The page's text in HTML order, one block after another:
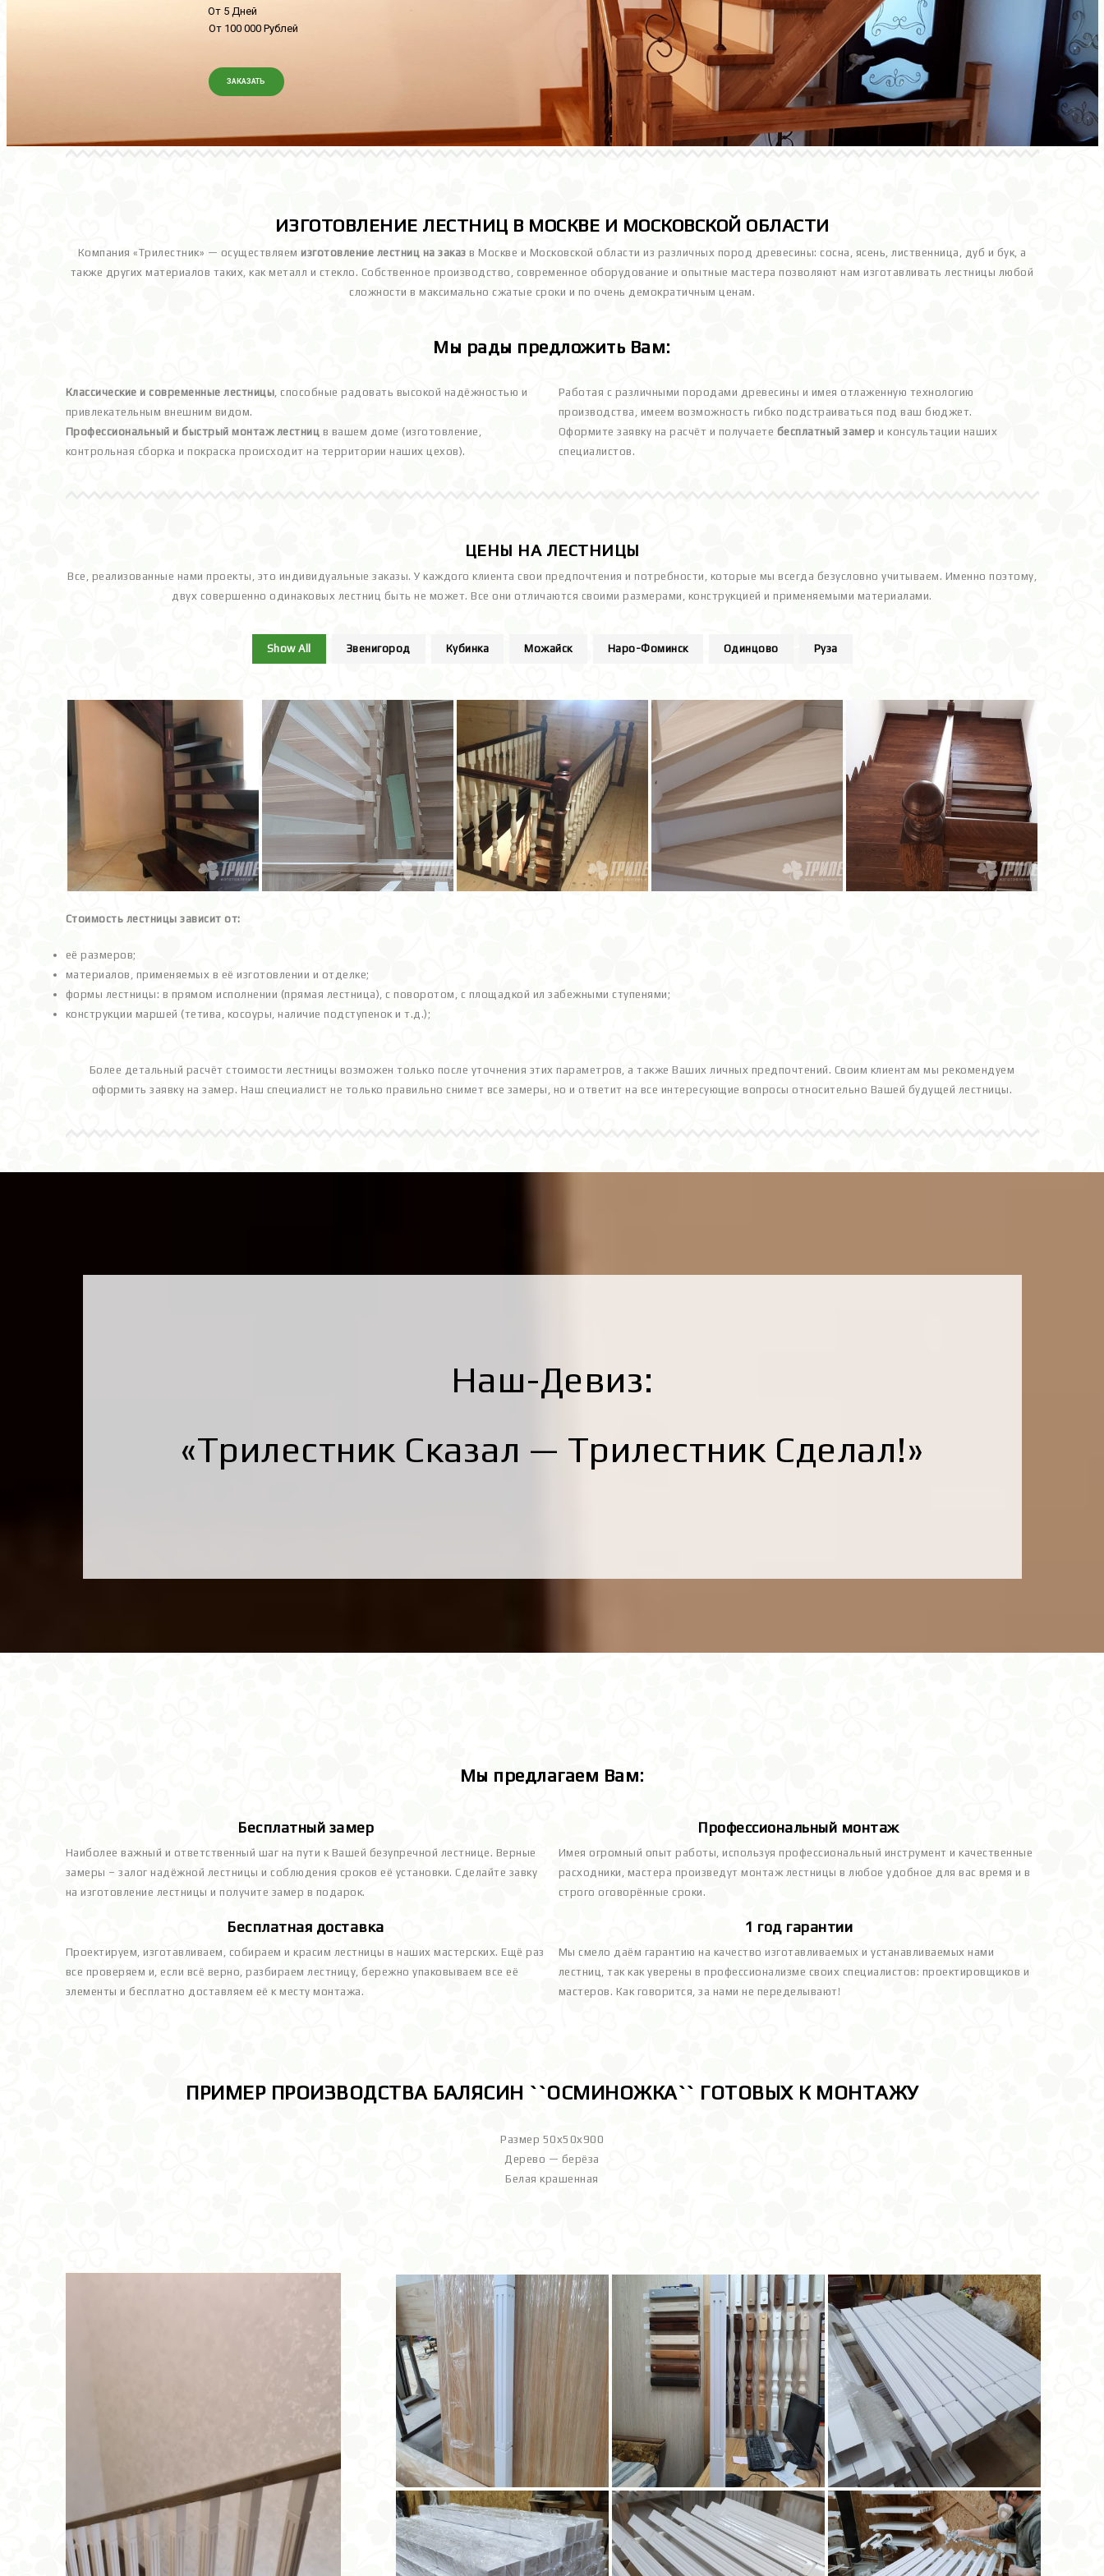
ЗАКАЗАТЬ
От 5 Дней
От 100 000 Рублей
ИЗГОТОВЛЕНИЕ ЛЕСТНИЦ В МОСКВЕ И МОСКОВСКОЙ ОБЛАСТИ
Компания «Трилестник» — осуществляем изготовление лестниц на заказ в Москве и Московской области из различных пород древесины: сосна, ясень, лиственница, дуб и бук, а
также других материалов таких, как металл и стекло. Собственное производство, современное оборудование и опытные мастера позволяют нам изготавливать лестницы любой
сложности в максимально сжатые сроки и по очень демократичным ценам.
Мы рады предложить Вам:
Классические и современные лестницы, способные радовать высокой надёжностью и
привлекательным внешним видом.
Профессиональный и быстрый монтаж лестниц в вашем доме (изготовление,
контрольная сборка и покраска происходит на территории наших цехов).
Работая с различными породами древесины и имея отлаженную технологию
производства, имеем возможность гибко подстраиваться под ваш бюджет.
Оформите заявку на расчёт и получаете бесплатный замер и консультации наших
специалистов.
ЦЕНЫ НА ЛЕСТНИЦЫ
Все, реализованные нами проекты, это индивидуальные заказы. У каждого клиента свои предпочтения и потребности, которые мы всегда безусловно учитываем. Именно поэтому,
двух совершенно одинаковых лестниц быть не может. Все они отличаются своими размерами, конструкцией и применяемыми материалами.
Show All Звенигород Кубинка Можайск Наро-Фоминск Одинцово Руза
Стоимость лестницы зависит от:
её размеров;
материалов, применяемых в её изготовлении и отделке;
формы лестницы: в прямом исполнении (прямая лестница), с поворотом, с площадкой ил забежными ступенями;
конструкции маршей (тетива, косоуры, наличие подступенок и т.д.);
Более детальный расчёт стоимости лестницы возможен только после уточнения этих параметров, а также Ваших личных предпочтений. Своим клиентам мы рекомендуем
оформить заявку на замер. Наш специалист не только правильно снимет все замеры, но и ответит на все интересующие вопросы относительно Вашей будущей лестницы.
Наш-Девиз:
«Трилестник Сказал — Трилестник Сделал!»
Мы предлагаем Вам:
Бесплатный замер
Наиболее важный и ответственный шаг на пути к Вашей безупречной лестнице. Верные
замеры – залог надёжной лестницы и соблюдения сроков её установки. Сделайте завку
на изготовление лестницы и получите замер в подарок.
Бесплатная доставка
Проектируем, изготавливаем, собираем и красим лестницы в наших мастерских. Ещё раз
все проверяем и, если всё верно, разбираем лестницу, бережно упаковываем все её
элементы и бесплатно доставляем её к месту монтажа.
Профессиональный монтаж
Имея огромный опыт работы, используя профессиональный инструмент и качественные
расходники, мастера произведут монтаж лестницы в любое удобное для вас время и в
строго оговорённые сроки.
1 год гарантии
Мы смело даём гарантию на качество изготавливаемых и устанавливаемых нами
лестниц, так как уверены в профессионализме своих специалистов: проектировщиков и
мастеров. Как говорится, за нами не переделывают!
ПРИМЕР ПРОИЗВОДСТВА БАЛЯСИН ``ОСМИНОЖКА`` ГОТОВЫХ К МОНТАЖУ
Размер 50х50х900
Дерево — берёза
Белая крашенная